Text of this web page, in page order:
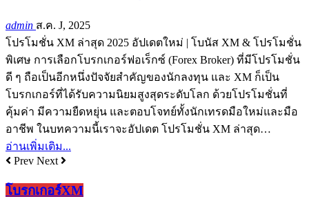
admin ส.ค. J, 2025
โปรโมชั่น XM ล่าสุด 2025 อัปเดตใหม่ | โบนัส XM & โปรโมชั่น
พิเศษ การเลือกโบรกเกอร์ฟอเร็กซ์ (Forex Broker) ที่มีโปรโมชั่น
ดี ๆ ถือเป็นอีกหนึ่งปัจจัยสำคัญของนักลงทุน และ XM ก็เป็น
โบรกเกอร์ที่ได้รับความนิยมสูงสุดระดับโลก ด้วยโปรโมชั่นที่
คุ้มค่า มีความยืดหยุ่น และตอบโจทย์ทั้งนักเทรดมือใหม่และมือ
อาชีพ ในบทความนี้เราจะอัปเดต โปรโมชั่น XM ล่าสุด…
อ่านเพิ่มเติม...
Prev Next
โบรกเกอร์XM